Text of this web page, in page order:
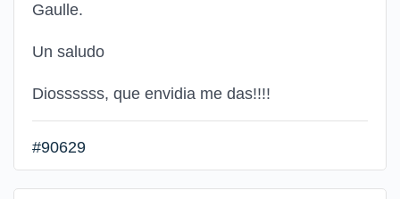
Gaulle.
Un saludo
Diossssss, que envidia me das!!!!
#90629